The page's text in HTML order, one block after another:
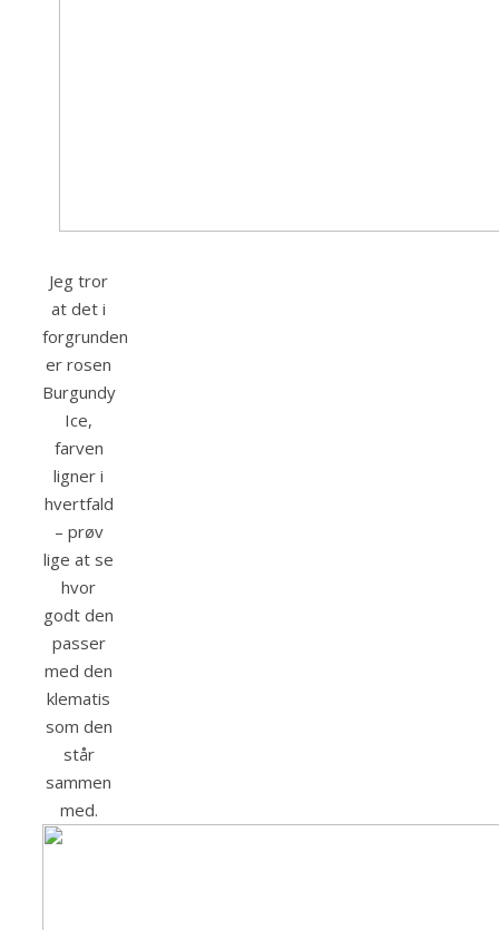
Jeg tror
at det i
forgrunden
er rosen
Burgundy
Ice,
farven
ligner i
hvertfald
– prøv
lige at se
hvor
godt den
passer
med den
klematis
som den
står
sammen
med.